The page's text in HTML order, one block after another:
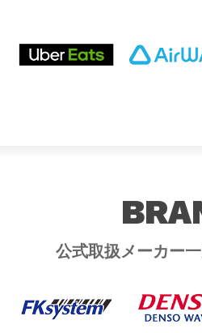
公式取扱メーカー